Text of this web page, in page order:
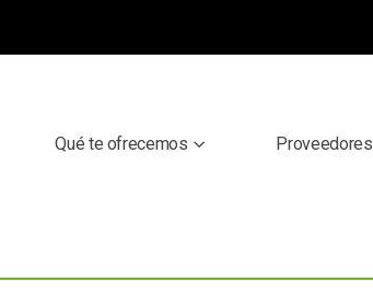
Qué te ofrecemos Proveedores